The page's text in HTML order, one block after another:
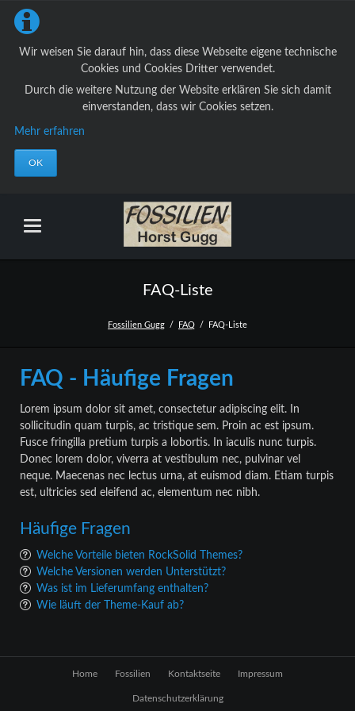
Wir weisen Sie darauf hin, dass diese Webseite eigene technische
Cookies und Cookies Dritter verwendet.
Durch die weitere Nutzung der Website erklären Sie sich damit
einverstanden, dass wir Cookies setzen.
Mehr erfahren
OK
FAQ-Liste
Fossilien Gugg FAQ FAQ-Liste
FAQ - Häufige Fragen
Lorem ipsum dolor sit amet, consectetur adipiscing elit. In
sollicitudin quam turpis, ac tristique sem. Proin ac est ipsum.
Fusce fringilla pretium turpis a lobortis. In iaculis nunc turpis.
Donec lorem dolor, viverra at vestibulum nec, pulvinar vel
neque. Maecenas nec lectus urna, at euismod diam. Etiam turpis
est, ultricies sed eleifend ac, elementum nec nibh.
Häufige Fragen
Welche Vorteile bieten RockSolid Themes?
Welche Versionen werden Unterstützt?
Was ist im Lieferumfang enthalten?
Wie läuft der Theme-Kauf ab?
Home Fossilien Kontaktseite Impressum
Datenschutzerklärung